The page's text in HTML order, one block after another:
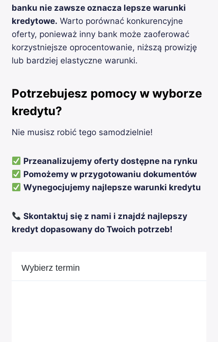
banku nie zawsze oznacza lepsze warunki
kredytowe. Warto porównać konkurencyjne
oferty, ponieważ inny bank może zaoferować
korzystniejsze oprocentowanie, niższą prowizję
lub bardziej elastyczne warunki.
Potrzebujesz pomocy w wyborze
kredytu?
Nie musisz robić tego samodzielnie!
Przeanalizujemy oferty dostępne na rynku
Pomożemy w przygotowaniu dokumentów
Wynegocjujemy najlepsze warunki kredytu
Skontaktuj się z nami i znajdź najlepszy
kredyt dopasowany do Twoich potrzeb!
Wybierz termin